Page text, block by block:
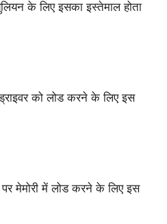
के लिए इसका इस्तेमाल होता
को लोड करने के लिए इस
पर मेमोरी में लोड करने के लिए इस